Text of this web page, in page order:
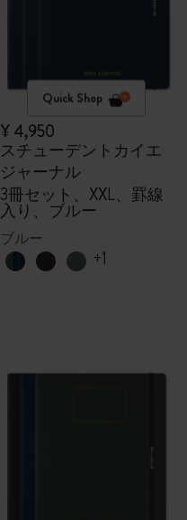
Quick Shop
¥ 4,950
スチューデントカイエ
ジャーナル
3冊セット、XXL、罫線
入り、ブルー
ブルー
+1